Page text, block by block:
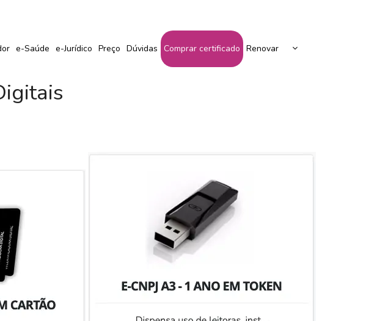
e-Saúde e-Jurídico Preço Dúvidas Comprar certificado Renovar